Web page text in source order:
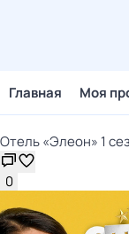
Главная Моя
Отель «Элеон» 1
0